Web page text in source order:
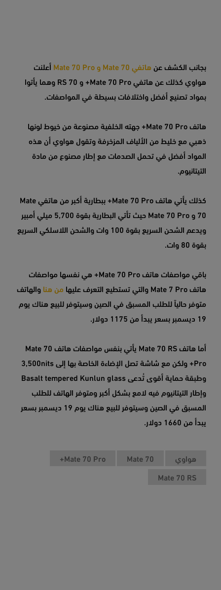
بجانب الكشف عن هاتفي Mate 70 و Mate 70 Pro
أعلنت
هواوي كذلك عن هاتفي Mate 70 Pro+ و 70 RS وهما يأتوا
بمواد تصنيع أفضل واختلافات بسيطة في المواصفات.
هاتف Mate 70 Pro+ جهته الخلفية مصنوعة من خيوط لونها
ذهبي مع خليط من الألياف المزخرفة وتقول هواوي أن هذه
المواد أفضل في تحمل الصدمات مع إطار مصنوع من مادة
التيتانيوم.
كذلك يأتي هاتف Mate 70 Pro+ ببطارية أكبر من هاتفي Mate
70 و Mate 70 Pro حيث تأتي البطارية بقوة 5,700 ميلي أمبير
ويدعم الشحن السريع بقوة 100 وات والشحن اللاسلكي السريع
بقوة 80 وات.
باقي مواصفات هاتف Mate 70 Pro+ هي نفسها مواصفات
هاتف Mate 7 Pro والتي تستطيع التعرف عليها
من هنا والهاتف
متوفر حالياً للطلب المسبق في الصين وسيتوفر للبيع هناك يوم
19 ديسمبر بسعر يبدأ من 1175 دولار.
أما هاتف Mate 70 RS يأتي بنفس مواصفات هاتف Mate 70
Pro+ ولكن مع شاشة تصل الإضاءة الخاصة بها إلى 3,500nits
وطبقة حماية أقوى تُدعى Basalt tempered Kunlun glass
وإطار التيتانيوم فيه لامع بشكل أكبر ومتوفر الهاتف للطلب
المسبق في الصين وسيتوفر للبيع هناك يوم 19 ديسمبر بسعر
يبدأ من 1660 دولار.
هواوي Mate 70
Mate 70 Pro+
Mate 70 RS